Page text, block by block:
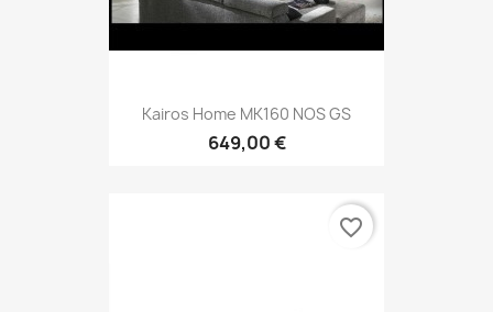
Kairos Home MK160 NOS GS
649,00 €
favorite_border